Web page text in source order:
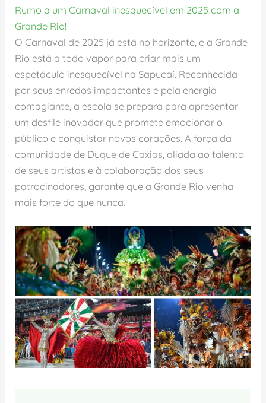
Rumo a um Carnaval inesquecível em 2025 com a
Grande Rio!
O Carnaval de 2025 já está no horizonte, e a Grande
Rio está a todo vapor para criar mais um
espetáculo inesquecível na Sapucaí. Reconhecida
por seus enredos impactantes e pela energia
contagiante, a escola se prepara para apresentar
um desfile inovador que promete emocionar o
público e conquistar novos corações. A força da
comunidade de Duque de Caxias, aliada ao talento
de seus artistas e à colaboração dos seus
patrocinadores, garante que a Grande Rio venha
mais forte do que nunca.